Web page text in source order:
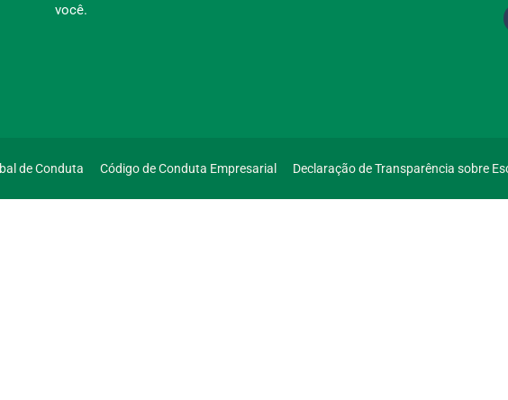
você.
de Conduta Código de Conduta Empresarial Declaração de Transparência sobre